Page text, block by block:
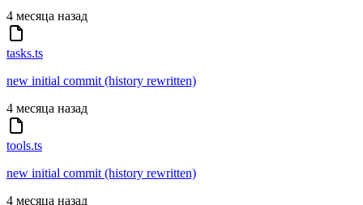
4 месяца назад
tasks.ts
new initial commit (history rewritten)
4 месяца назад
tools.ts
new initial commit (history rewritten)
4 месяца назад